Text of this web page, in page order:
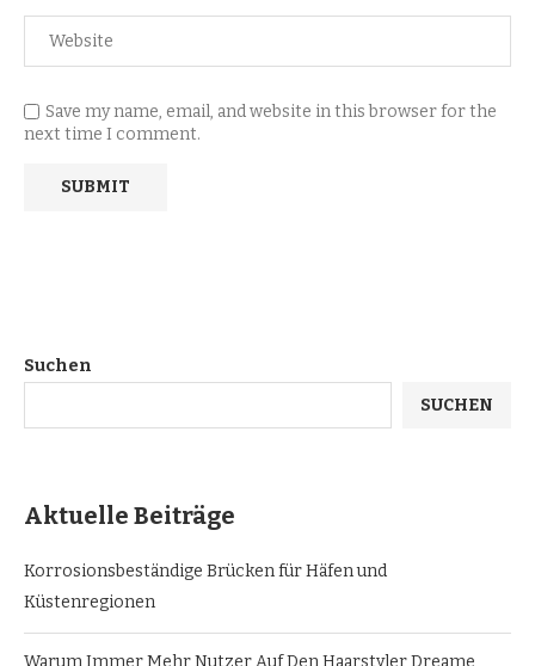
Save my name, email, and website in this browser for the
next time I comment.
Suchen
SUCHEN
Aktuelle Beiträge
Korrosionsbeständige Brücken für Häfen und
Küstenregionen
Warum Immer Mehr Nutzer Auf Den Haarstyler Dreame